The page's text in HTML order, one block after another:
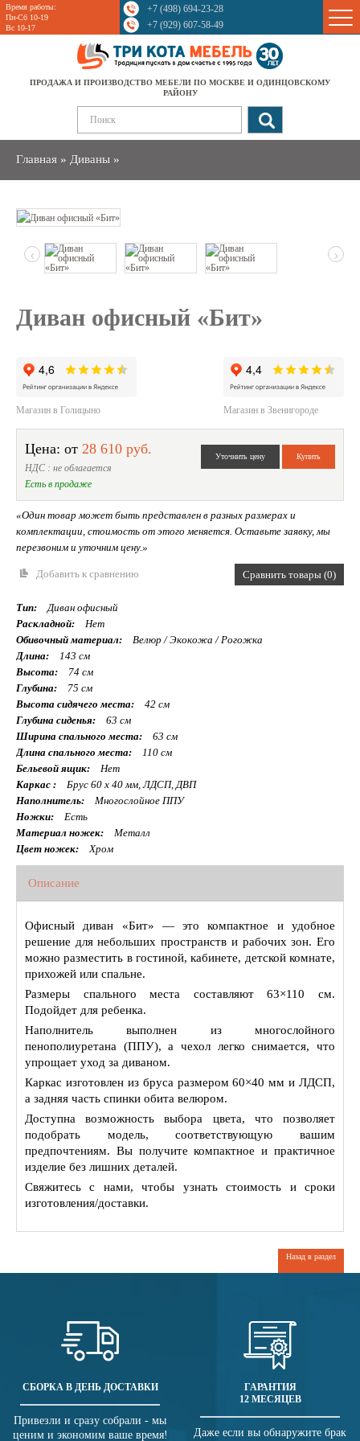
Время работы:
Пн-Сб 10-19
Вс 10-17
+7 (498) 694-23-28
+7 (929) 607-58-49
ПРОДАЖА И ПРОИЗВОДСТВО МЕБЕЛИ ПО МОСКВЕ И ОДИНЦОВСКОМУ
РАЙОНУ
Главная » Диваны »
Sale
‹ ›
Диван офисный «Бит»
Магазин в Голицыно Магазин в Звенигороде
Цена: от 28 610 руб.
НДС : не облагается
Есть в продаже
«Один товар может быть представлен в разных размерах и
комплектации, стоимость от этого меняется. Оставьте заявку, мы
перезвоним и уточним цену.»
Добавить к сравнению Сравнить товары (0)
Тип:
Диван офисный
Раскладной:
Нет
Обивочный материал:
Велюр / Экокожа / Рогожка
Длина:
143 см
Высота:
74 см
Глубина:
75 см
Высота сидячего места:
42 см
Глубина сиденья:
63 см
Ширина спального места:
63 см
Длина спального места:
110 см
Бельевой ящик:
Нет
Каркас :
Брус 60 x 40 мм, ЛДСП, ДВП
Наполнитель:
Многослойное ППУ
Ножки:
Есть
Материал ножек:
Металл
Цвет ножек:
Хром
Описание
Офисный диван «Бит» — это компактное и удобное
решение для небольших пространств и рабочих зон. Его
можно разместить в гостиной, кабинете, детской комнате,
прихожей или спальне.
Размеры спального места составляют 63×110 см.
Подойдет для ребенка.
Наполнитель выполнен из многослойного
пенополиуретана (ППУ), а чехол легко снимается, что
упрощает уход за диваном.
Каркас изготовлен из бруса размером 60×40 мм и ЛДСП,
а задняя часть спинки обита велюром.
Доступна возможность выбора цвета, что позволяет
подобрать модель, соответствующую вашим
предпочтениям. Вы получите компактное и практичное
изделие без лишних деталей.
Свяжитесь с нами, чтобы узнать стоимость и сроки
изготовления/доставки.
Назад в раздел
СБОРКА В ДЕНЬ ДОСТАВКИ
Привезли и сразу собрали - мы
ценим и экономим ваше время!
ГАРАНТИЯ
12 МЕСЯЦЕВ
Даже если вы обнаружите брак